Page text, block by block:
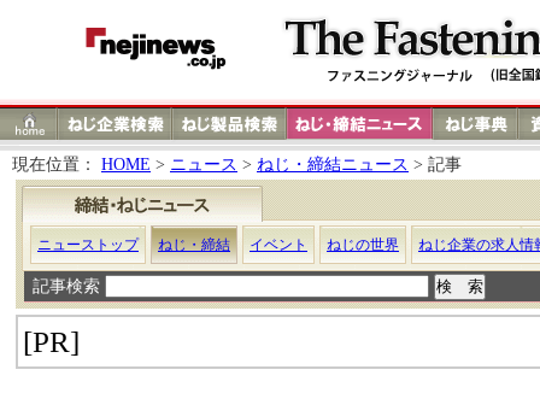
現在位置： HOME > ニュース > ねじ・締結ニュース > 記事
ニューストップ ねじ・締結 イベント ねじの世界 ねじ企業の求人情
記事検索
[PR]